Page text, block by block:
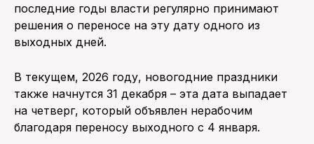
последние годы власти регулярно принимают
решения о переносе на эту дату одного из
выходных дней.
В текущем, 2026 году, новогодние праздники
также начнутся 31 декабря – эта дата выпадает
на четверг, который объявлен нерабочим
благодаря переносу выходного с 4 января.